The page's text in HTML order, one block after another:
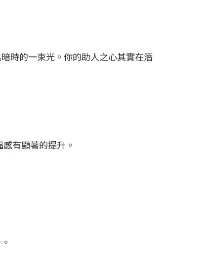
時的一束光。你的助人之心其實在潛
有顯著的提升。